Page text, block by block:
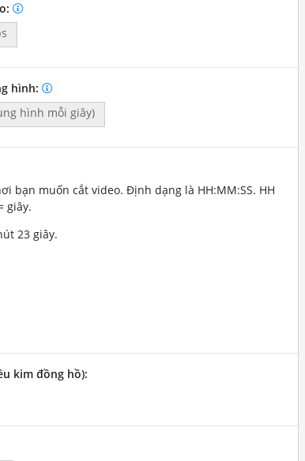
hình:
hình mỗi giây)
bạn muốn cắt video. Định dạng là HH:MM:SS. HH
giây.
23 giây.
kim đồng hồ):